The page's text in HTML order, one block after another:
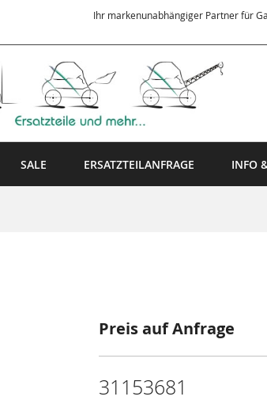
Ihr markenunabhängiger Partner für
SALE ERSATZTEILANFRAGE INFO
Preis auf Anfrage
31153681